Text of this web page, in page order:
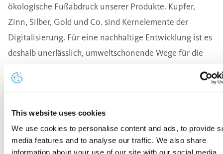
This website uses cookies
We use cookies to personalise content and ads, to provide
media features and to analyse our traffic. We also share
ökologische Fußabdruck unserer Produkte. Kupfer,
Zinn, Silber, Gold und Co. sind Kernelemente der
Digitalisierung. Für eine nachhaltige Entwicklung ist es
deshalb unerlässlich, umweltschonende Wege für die
unseren Lebenszyklusanalysen (Life Cycle Assessment,
Vorreiter in Sachen Nachhaltigkeit!